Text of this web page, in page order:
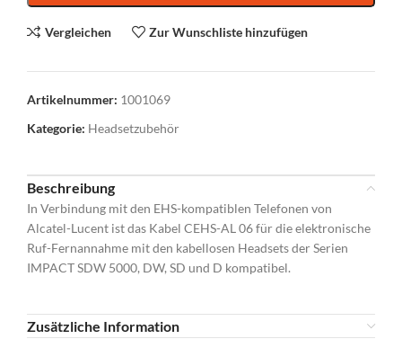
Vergleichen Zur Wunschliste hinzufügen
Artikelnummer: 1001069
Kategorie: Headsetzubehör
Beschreibung
In Verbindung mit den EHS-kompatiblen Telefonen von
Alcatel-Lucent ist das Kabel CEHS-AL 06 für die elektronische
Ruf-Fernannahme mit den kabellosen Headsets der Serien
IMPACT SDW 5000, DW, SD und D kompatibel.
Zusätzliche Information